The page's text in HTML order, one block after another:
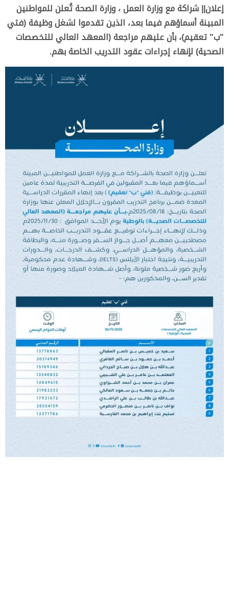
إعلان|| شراكة مع وزارة العمل ، وزارة الصحة تُعلن للمواطنين
المبينة أسماؤهم فيما بعد، الذين تقدموا لشغل وظيفة (فتي
"ب" تعقيم)، بأن عليهم مراجعة (المعهد العالي للتخصصات
الصحية) لإنهاء إجراءات عقود التدريب الخاصة بهم.